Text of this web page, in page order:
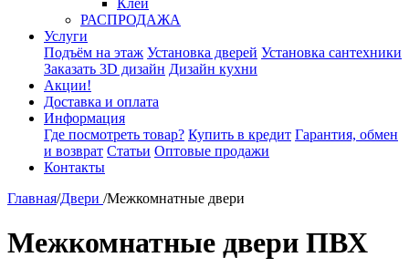
Клей
РАСПРОДАЖА
Услуги
Подъём на этаж Установка дверей Установка сантехники
Заказать 3D дизайн Дизайн кухни
Акции!
Доставка и оплата
Информация
Где посмотреть товар? Купить в кредит Гарантия, обмен
и возврат Статьи Оптовые продажи
Контакты
Главная/Двери /Межкомнатные двери
Межкомнатные двери ПВХ